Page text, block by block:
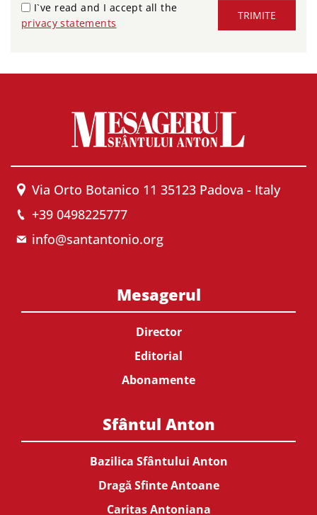
TRIMITE
I`ve read and I accept all the
privacy statements
Via Orto Botanico 11 35123 Padova - Italy
+39 0498225777
info@santantonio.org
Mesagerul
Director
Editorial
Abonamente
Sfântul Anton
Bazilica Sfântului Anton
Dragă Sfinte Antoane
Caritas Antoniana